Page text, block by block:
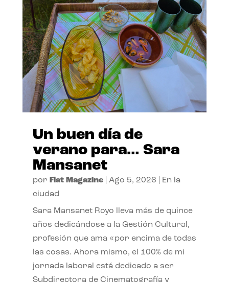
Un buen día de
verano para… Sara
Mansanet
por Flat Magazine| Ago 5, 2026
En la
ciudad
Sara Mansanet Royo lleva más de quince
años dedicándose a la Gestión Cultural,
profesión que ama «por encima de todas
las cosas. Ahora mismo, el 100% de mi
jornada laboral está dedicado a ser
Subdirectora de Cinematografía y